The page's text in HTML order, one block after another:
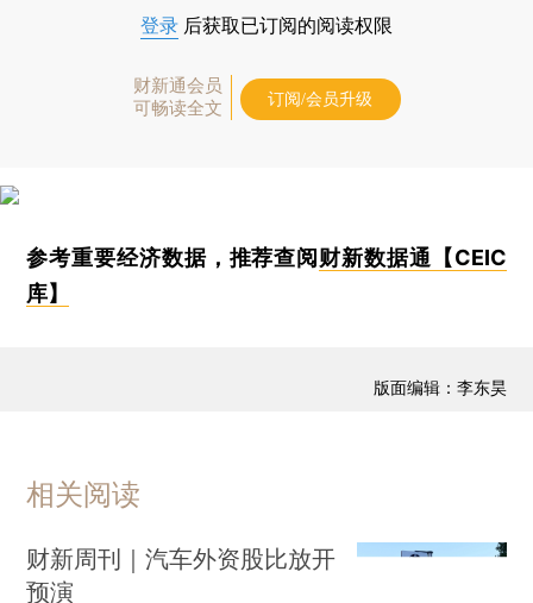
登录 后获取已订阅的阅读权限
财新通会员
可畅读全文
订阅/会员升级
参考重要经济数据，推荐查阅 财新数据通【CEIC
库】
版面编辑：李东昊
相关阅读
财新周刊｜汽车外资股比放开
预演